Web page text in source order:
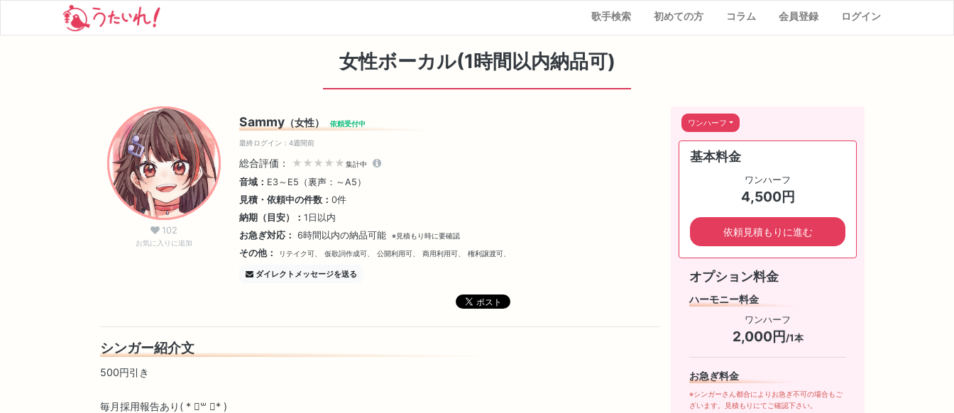
歌手検索 初めての方 コラム 会員登録 ログイン
女性ボーカル(1時間以内納品可)
102
お気に入りに追加
Sammy （女性） 依頼受付中
最終ログイン：4週間前
総合評価： ★★★★★ 集計中
音域： E3～E5（裏声：～A5）
見積・依頼中の件数： 0件
納期（目安）： 1日以内
お急ぎ対応： 6時間以内の納品可能 ※見積もり時に要確認
その他： リテイク可、 仮歌詞作成可、 公開利用可、 商用利用可、 権利譲渡可、
ダイレクトメッセージを送る
シンガー紹介文
500円引き
毎月採用報告あり( * ॑꒳ ॑* )
ワンハーフ
基本料金
ワンハーフ
4,500円
依頼見積もりに進む
オプション料金
ハーモニー料金
ワンハーフ
2,000円/1本
お急ぎ料金
※シンガーさん都合によりお急ぎ不可の場合もご
ざいます。見積もりにてご確認下さい。